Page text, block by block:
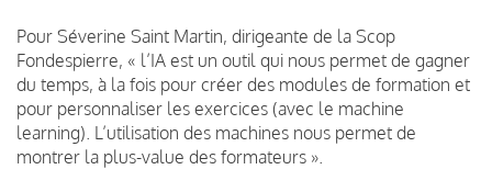
Pour Séverine Saint Martin, dirigeante de la Scop
Fondespierre, « l’IA est un outil qui nous permet de gagner
du temps, à la fois pour créer des modules de formation et
pour personnaliser les exercices (avec le machine
learning). L’utilisation des machines nous permet de
montrer la plus-value des formateurs ».